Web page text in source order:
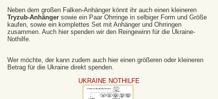
Neben dem großen Falken-Anhänger könnt ihr auch einen kleineren
Tryzub-Anhänger sowie ein Paar Ohrringe in selbiger Form und Größe
kaufen, sowie ein komplettes Set mit Anhänger und Ohrringen
zusammen. Auch hier spenden wir den Reingewinn für die Ukraine-
Nothilfe.
Wer möchte, der kann zudem auch hier einen größeren oder kleineren
Betrag für die Ukraine direkt spenden.
UKRAINE NOTHILFE